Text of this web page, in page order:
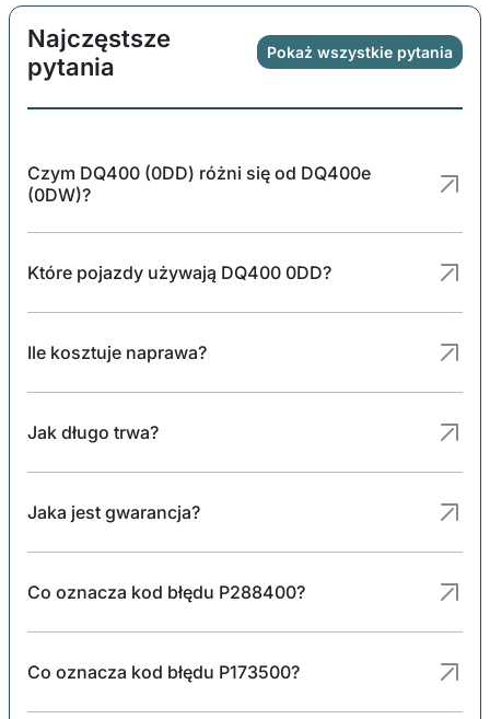
Najczęstsze
pytania
Pokaż wszystkie pytania
Czym DQ400 (0DD) różni się od DQ400e
(0DW)?
Które pojazdy używają DQ400 0DD?
Ile kosztuje naprawa?
Jak długo trwa?
Jaka jest gwarancja?
Co oznacza kod błędu P288400?
Co oznacza kod błędu P173500?